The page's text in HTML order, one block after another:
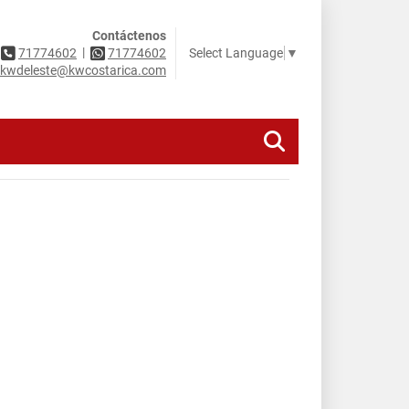
Contáctenos
71774602 |
71774602
kwdeleste@kwcostarica.com
Select Language ▼